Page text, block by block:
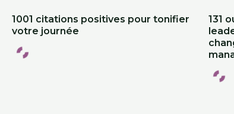
1001 citations positives pour tonifier
votre journée
131